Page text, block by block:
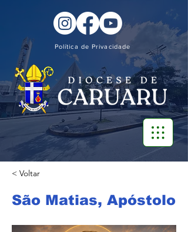
Política de Privacidade
< Voltar
São Matias, Apóstolo